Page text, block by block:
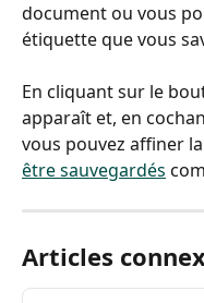
document ou vous
étiquette que vous
En cliquant sur le
apparaît et, en
vous pouvez affiner
être sauvegardés
Articles